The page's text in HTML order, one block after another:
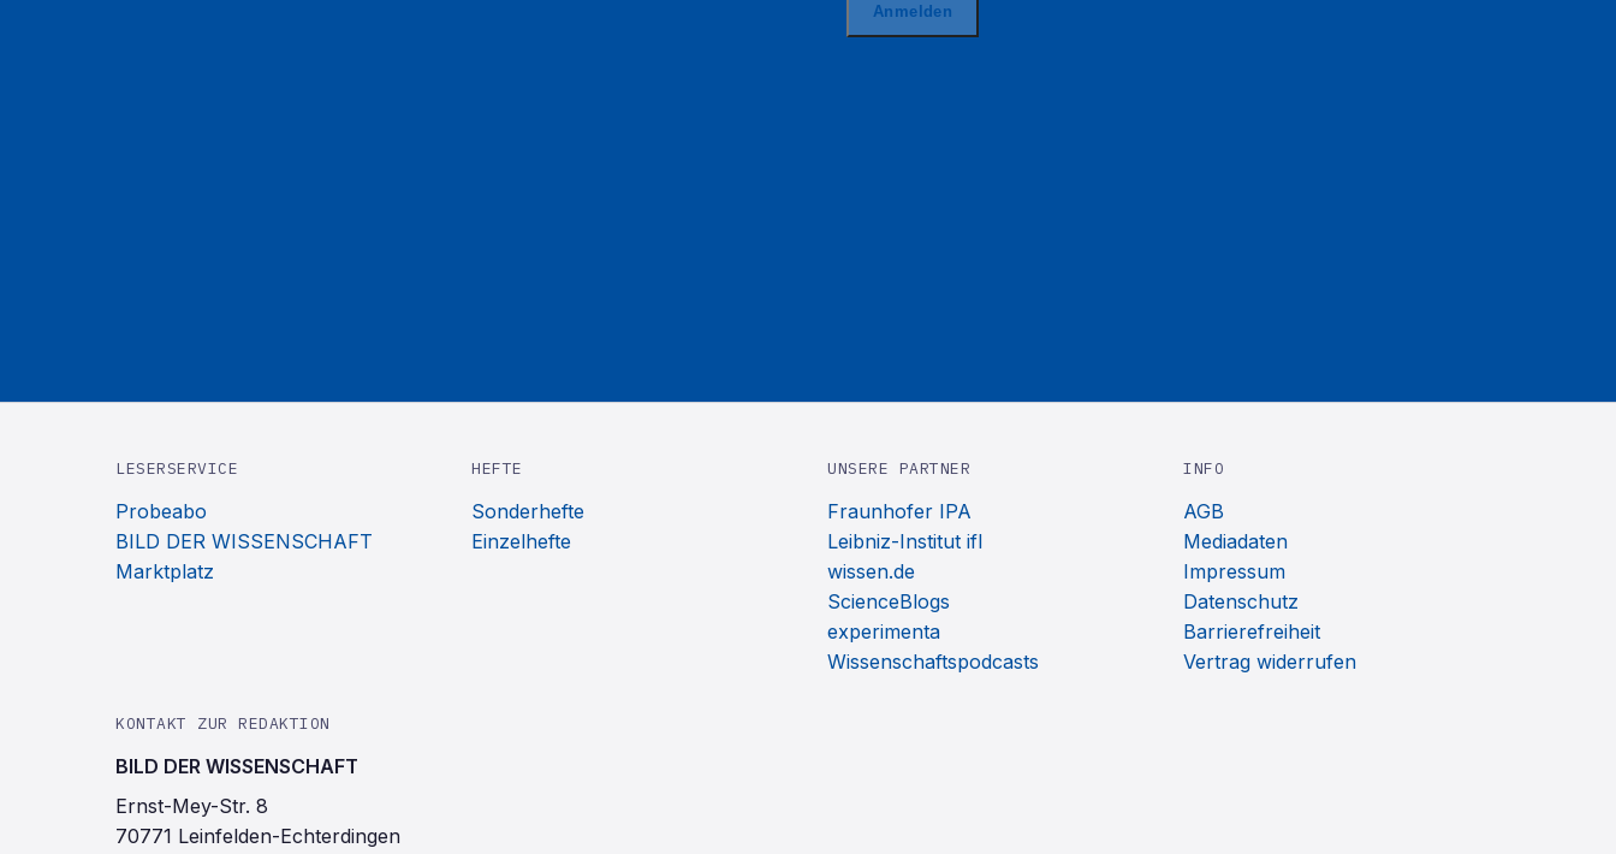
LESERSERVICE
Probeabo
BILD DER WISSENSCHAFT
Marktplatz
HEFTE
Sonderhefte
Einzelhefte
UNSERE PARTNER
Fraunhofer IPA
Leibniz-Institut ifl
wissen.de
ScienceBlogs
experimenta
Wissenschaftspodcasts
INFO
AGB
Mediadaten
Impressum
Datenschutz
Barrierefreiheit
Vertrag widerrufen
KONTAKT ZUR REDAKTION
BILD DER WISSENSCHAFT
Ernst-Mey-Str. 8
70771 Leinfelden-Echterdingen